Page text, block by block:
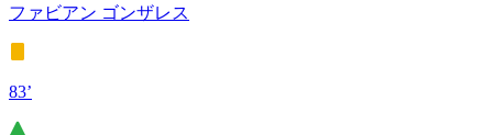
ファビアン ゴンザレス
83’